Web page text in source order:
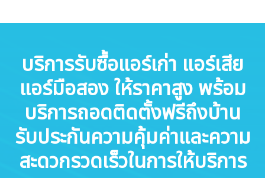
บริการรับซื้อแอร์เก่า แอร์เสีย
แอร์มือสอง ให้ราคาสูง พร้อม
บริการถอดติดตั้งฟรีถึงบ้าน
รับประกันความคุ้มค่าและความ
สะดวกรวดเร็วในการให้บริการ